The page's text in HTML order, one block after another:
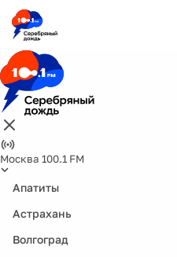
Москва 100.1 FM
Апатиты
Астрахань
Волгоград